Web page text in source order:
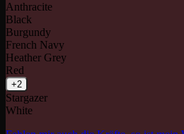
Anthracite
Black
Burgundy
French Navy
Heather Grey
Red
+2
Stargazer
White